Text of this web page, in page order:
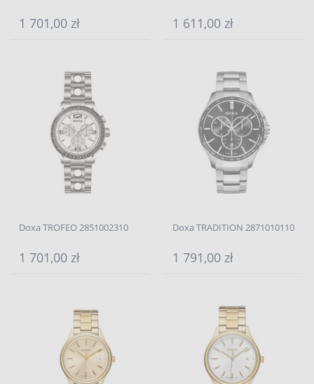
1 701,00 zł 1 611,00 zł
Doxa TROFEO 2851002310
1 701,00 zł
Doxa TRADITION 2871010110
1 791,00 zł